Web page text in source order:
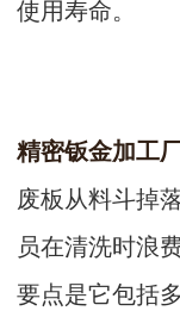
使用寿命。
精密钣金加工
废板从料斗掉
员在清洗时浪
要点是它包括